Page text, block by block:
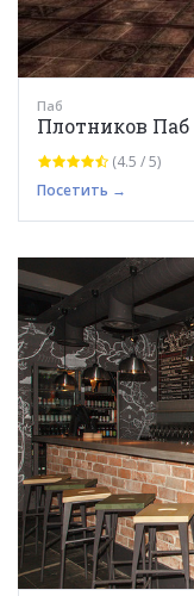
Паб
Плотников Паб
(4.5 / 5)
Посетить →